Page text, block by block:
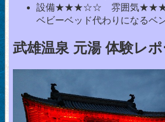
設備★★★☆☆ 雰囲気
ベビーベッド代わりになるベ
武雄温泉 元湯 体験レポ